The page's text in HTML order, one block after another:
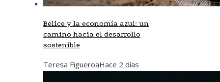
Belice y la economía azul: un
camino hacia el desarrollo
sostenible
Teresa FigueroaHace 2 días